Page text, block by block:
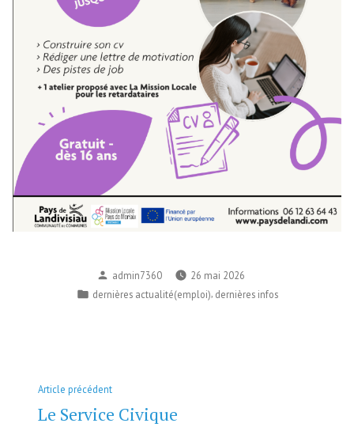
Publié
par
admin7360
26 mai 2026
Publié
dernières actualité(emploi), dernières infos
Navigation
de
Article précédentArticle
précédent :
Le Service Civique